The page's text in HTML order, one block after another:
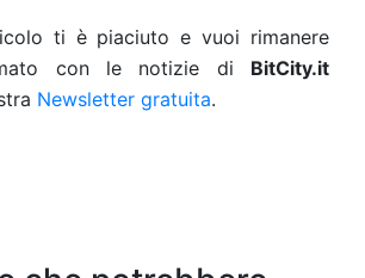
ti è piaciuto e vuoi rimanere
con le notizie di BitCity.it
Newsletter gratuita.